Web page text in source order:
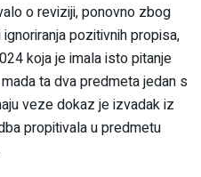
o reviziji, ponovno zbog
pozitivnih propisa,
koja je imala isto pitanje
ta dva predmeta jedan s
veze dokaz je izvadak iz
propitivala u predmetu